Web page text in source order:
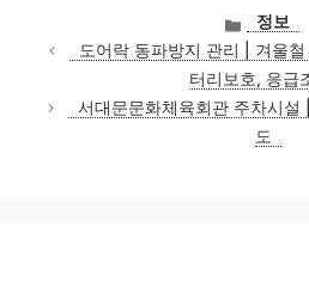
카
테
고
리
정보
도어락 동파방지 관리 | 겨울
터리보호, 응급
서대문문화체육회관 주차시설
도